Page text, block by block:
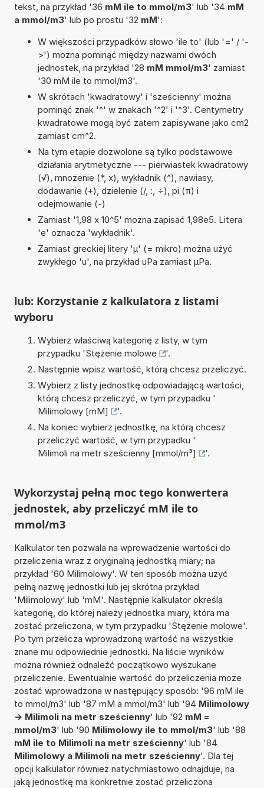
tekst, na przykład '36 mM ile to mmol/m3' lub '34 mM
a mmol/m3' lub po prostu '32 mM':
W większości przypadków słowo 'ile to' (lub '=' / '-
>') można pominąć między nazwami dwóch
jednostek, na przykład '28 mM mmol/m3' zamiast
'30 mM ile to mmol/m3'.
W skrótach 'kwadratowy' i 'sześcienny' można
pominąć znak '^' w znakach '^2' i '^3'. Centymetry
kwadratowe mogą być zatem zapisywane jako cm2
zamiast cm^2.
Na tym etapie dozwolone są tylko podstawowe
działania arytmetyczne --- pierwiastek kwadratowy
(√), mnożenie (*, x), wykładnik (^), nawiasy,
dodawanie (+), dzielenie (/, :, ÷), pi (π) i
odejmowanie (-)
Zamiast '1,98 x 10^5' można zapisać 1,98e5. Litera
'e' oznacza 'wykładnik'.
Zamiast greckiej litery 'µ' (= mikro) można użyć
zwykłego 'u', na przykład uPa zamiast µPa.
lub: Korzystanie z kalkulatora z listami
wyboru
Wybierz właściwą kategorię z listy, w tym
przypadku 'Stężenie molowe
'.
Następnie wpisz wartość, którą chcesz przeliczyć.
Wybierz z listy jednostkę odpowiadającą wartości,
którą chcesz przeliczyć, w tym przypadku '
Milimolowy [mM]
'.
Na koniec wybierz jednostkę, na którą chcesz
przeliczyć wartość, w tym przypadku '
Milimoli na metr sześcienny [mmol/m³]
'.
Wykorzystaj pełną moc tego konwertera
jednostek, aby przeliczyć mM ile to
mmol/m3
Kalkulator ten pozwala na wprowadzenie wartości do
przeliczenia wraz z oryginalną jednostką miary; na
przykład '60 Milimolowy'. W ten sposób można użyć
pełną nazwę jednostki lub jej skrótna przykład
'Milimolowy' lub 'mM'. Następnie kalkulator określa
kategorię, do której należy jednostka miary, która ma
zostać przeliczona, w tym przypadku 'Stężenie molowe'.
Po tym przelicza wprowadzoną wartość na wszystkie
znane mu odpowiednie jednostki. Na liście wyników
można również odnaleźć początkowo wyszukane
przeliczenie. Ewentualnie wartość do przeliczenia może
zostać wprowadzona w następujący sposób: '96 mM ile
to mmol/m3' lub '87 mM a mmol/m3' lub '94 Milimolowy
-> Milimoli na metr sześcienny' lub '92 mM =
mmol/m3' lub '90 Milimolowy ile to mmol/m3' lub '88
mM ile to Milimoli na metr sześcienny' lub '84
Milimolowy a Milimoli na metr sześcienny'. Dla tej
opcji kalkulator również natychmiastowo odnajduje, na
jaką jednostkę ma konkretnie zostać przeliczona